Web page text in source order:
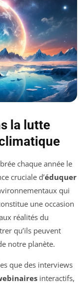
la lutte
chaque année le
cruciale d’éduquer
qui
une occasion
réalités du
qu’ils peuvent
notre planète.
que des interviews
interactifs,